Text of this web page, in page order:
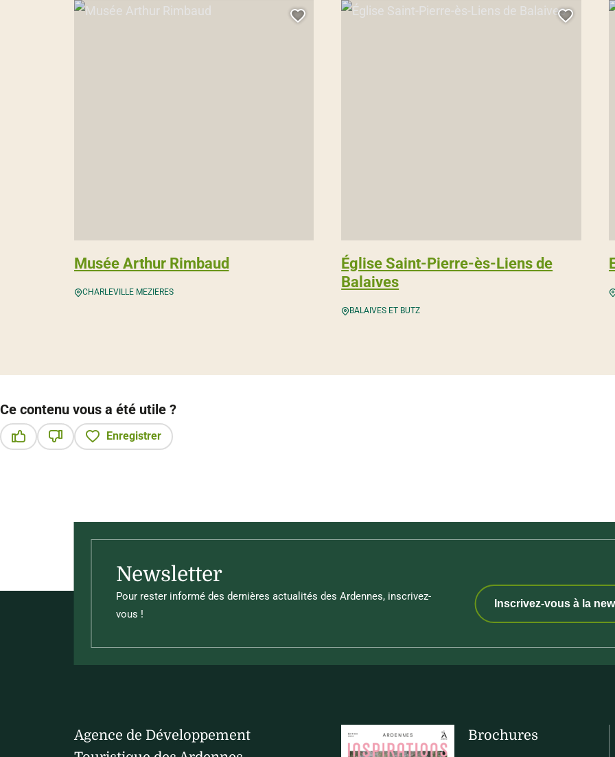
Musée Arthur Rimbaud
CHARLEVILLE MEZIERES
Musée Arthur Rimbaud, Droits libres – © Ville de Charleville-Mézières
Ajouter cette page au carnet de voyage ?
Église Saint-Pierre-ès-Liens de
Balaives
BALAIVES ET BUTZ
Église Saint-Pierre-ès-Liens de Balaives, © Droits gérés – Marasi
Ce contenu vous a été utile ?
Enregistrer
Newsletter
Pour rester informé des dernières actualités des Ardennes, inscrivez-
vous !
Inscrivez-vous à la
Agence de Développement
Brochures